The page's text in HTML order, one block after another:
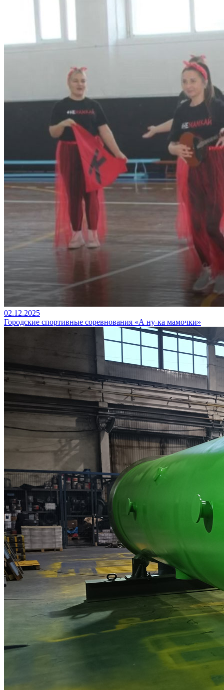
02.12.2025
Городские спортивные соревнования «А ну-ка мамочки»